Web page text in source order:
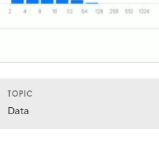
TOPIC
Data